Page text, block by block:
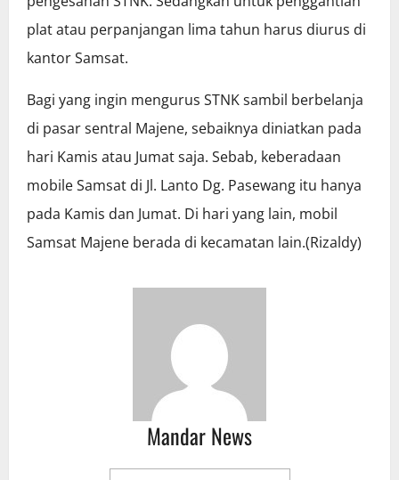
plat atau perpanjangan lima tahun harus diurus di
kantor Samsat.
Bagi yang ingin mengurus STNK sambil berbelanja
di pasar sentral Majene, sebaiknya diniatkan pada
hari Kamis atau Jumat saja. Sebab, keberadaan
mobile Samsat di Jl. Lanto Dg. Pasewang itu hanya
pada Kamis dan Jumat. Di hari yang lain, mobil
Samsat Majene berada di kecamatan lain.(Rizaldy)
Mandar News